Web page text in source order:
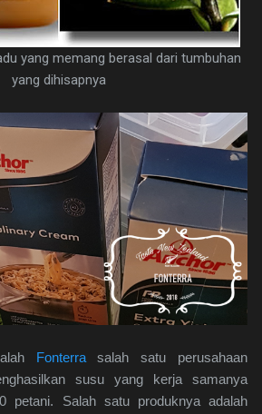
yang memang berasal dari tumbuhan
yang dihisapnya
Fonterrasalah satu perusahaan
susu yang kerja samanya
petani. Salah satu produknya adalah